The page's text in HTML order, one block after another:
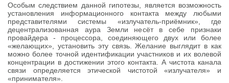
Особым следствием данной гипотезы, является возможность
установления информационного контакта между любыми
представителями системы «излучатель-приёмник», где
децентрализованная аура Земли несёт в себе признаки
провайдера - процессора, соединяющего двух или более
«желающих», установить эту связь. Желание выглядит в как
можно более точной идентификации участников и их волевой
концентрации в достижении этого контакта. А чистота канала
связи определяется этической чистотой «излучателя» и
«принимателя».